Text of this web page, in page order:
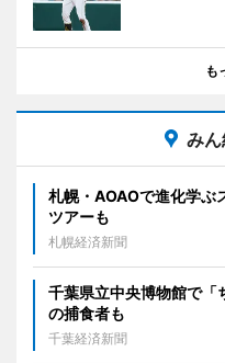
も
み
札幌・AOAOで進化学
ツアーも
札幌経済新聞
千葉県立中央博物館で
の捕食者も
千葉経済新聞